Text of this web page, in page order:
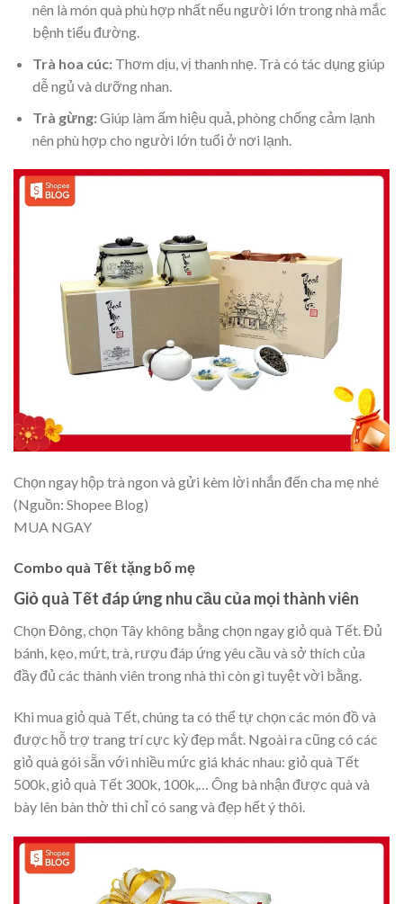
nên là món quà phù hợp nhất nếu người lớn trong nhà mắc
bệnh tiểu đường.
Trà hoa cúc:Thơm dịu, vị thanh nhẹ. Trà có tác dụng giúp
dễ ngủ và dưỡng nhan.
Trà gừng:Giúp làm ấm hiệu quả, phòng chống cảm lạnh
nên phù hợp cho người lớn tuổi ở nơi lạnh.
Chọn ngay hộp trà ngon và gửi kèm lời nhắn đến cha mẹ nhé
(Nguồn: Shopee Blog)
MUA NGAY
Combo quà Tết tặng bố mẹ
Giỏ quà Tết đáp ứng nhu cầu của mọi thành viên
Chọn Đông, chọn Tây không bằng chọn ngay giỏ quà Tết. Đủ
bánh, kẹo, mứt, trà, rượu đáp ứng yêu cầu và sở thích của
đầy đủ các thành viên trong nhà thì còn gì tuyệt vời bằng.
Khi mua giỏ quà Tết, chúng ta có thể tự chọn các món đồ và
được hỗ trợ trang trí cực kỳ đẹp mắt. Ngoài ra cũng có các
giỏ quà gói sẵn với nhiều mức giá khác nhau: giỏ quà Tết
500k, giỏ quà Tết 300k, 100k,… Ông bà nhận được quà và
bày lên bàn thờ thì chỉ có sang và đẹp hết ý thôi.